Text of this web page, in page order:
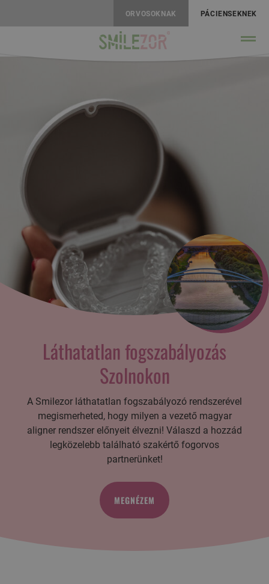
ORVOSOKNAK PÁCIENSEKNEK
Láthatatlan fogszabályozás
Szolnokon
A Smilezor láthatatlan fogszabályozó rendszerével
megismerheted, hogy milyen a vezető magyar
aligner rendszer előnyeit élvezni! Válaszd a hozzád
legközelebb található szakértő fogorvos
partnerünket!
MEGNÉZEM